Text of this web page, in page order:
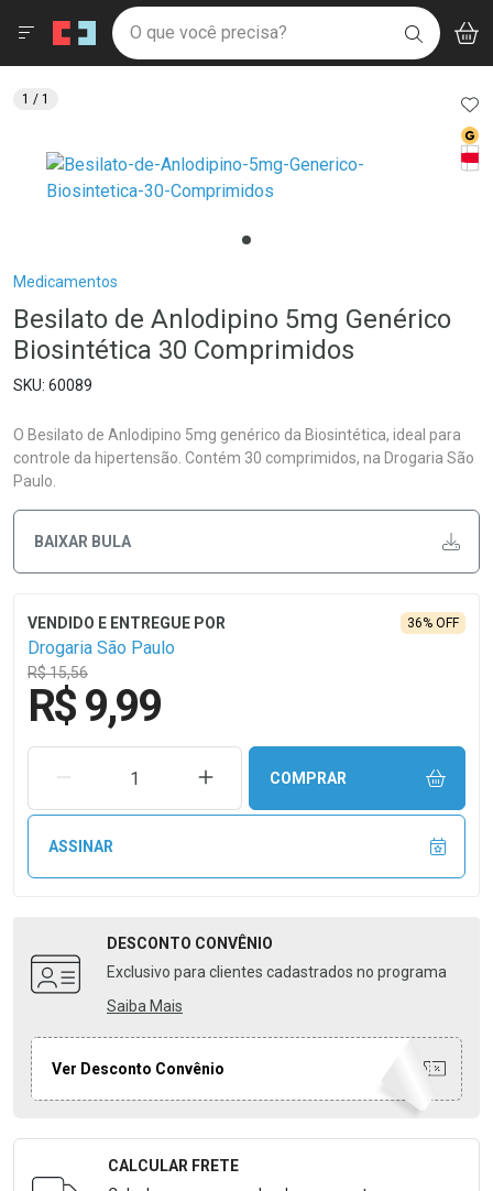
Drogaria São Paulo
Ir direto para a home
pela página
Ir direto para o conteúdo
Ir direto para a busca
Ir direto para a conta
Ir direto para a notificações
Ir direto para o carrinho
Ir direto para o menu
Faça a sua busca
O que você precisa? BUSCAR
Menu
Breadcrumb
Medicamentos
Besilato de Anlodipino 5mg Genérico
Biosintética 30 Comprimidos
60089
O Besilato de Anlodipino 5mg genérico da Biosintética, ideal para
controle da hipertensão. Contém 30 comprimidos, na Drogaria São
Paulo.
BAIXAR BULA
Drogaria São Paulo
R$ 15,56
36% OFF
R$ 9,99
REMOVER UMA UNIDADEAUMENTAR UMA UNIDADE
COMPRAR
ASSINAR
DESCONTO CONVÊNIO
Exclusivo para clientes cadastrados no programa
Saiba Mais
Ver Desconto Convênio
Formulário para Calcular o Frete
CALCULAR FRETE
1 / 1